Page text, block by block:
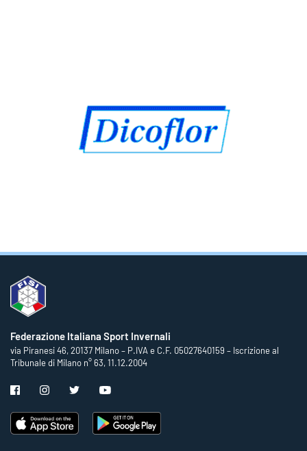
Federazione Italiana Sport Invernali
via Piranesi 46, 20137 Milano – P.IVA e C.F. 05027640159 – Iscrizione al
Tribunale di Milano n° 63, 11.12.2004